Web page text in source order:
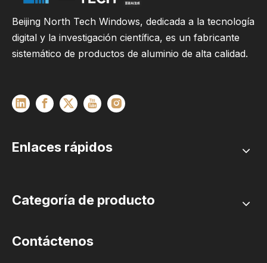
Beijing North Tech Windows, dedicada a la tecnología
digital y la investigación científica, es un fabricante
sistemático de productos de aluminio de alta calidad.
Enlaces rápidos
Categoría de producto
Contáctenos